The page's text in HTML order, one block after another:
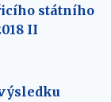
státního
II